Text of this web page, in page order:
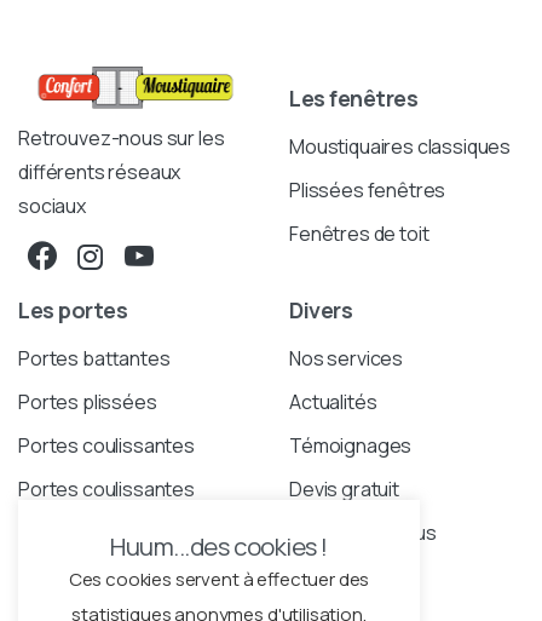
Retrouvez-nous sur les
différents réseaux
sociaux
Les fenêtres
Moustiquaires classiques
Plissées fenêtres
Fenêtres de toit
Les portes
Portes battantes
Portes plissées
Portes coulissantes
Portes coulissantes
Divers
Nos services
Actualités
Témoignages
Devis gratuit
Contactez-nous
Huum...des cookies !
Ces cookies servent à effectuer des
statistiques anonymes d'utilisation.